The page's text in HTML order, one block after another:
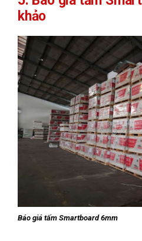
khảo
Báo giá tấm Smartboard 6mm